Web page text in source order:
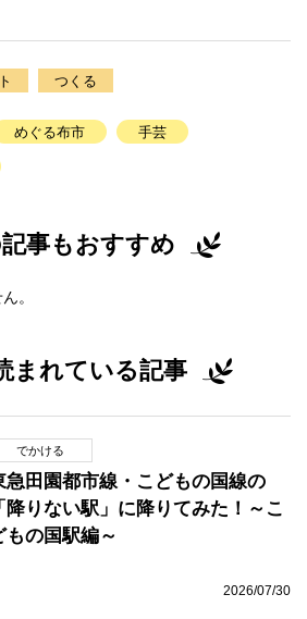
つくる
めぐる布市 手芸
事もおすすめ
。
まれている記事
でかける
急田園都市線・こどもの国線の
降りない駅」に降りてみた！～こ
もの国駅編～
2026/07/30